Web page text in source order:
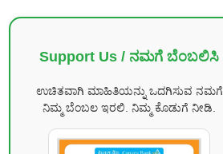
Support Us / ನಮಗೆ ಬೆಂಬಲಿಸಿ
ಉಚಿತವಾಗಿ ಮಾಹಿತಿಯನ್ನು ಒದಗಿಸುವ ನಮಗೆ
ನಿಮ್ಮ ಬೆಂಬಲ ಇರಲಿ. ನಿಮ್ಮ ಕೊಡುಗೆ ನೀಡಿ.